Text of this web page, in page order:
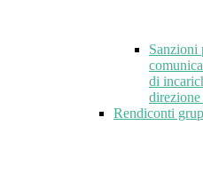
Sanzioni
di
Rendiconti